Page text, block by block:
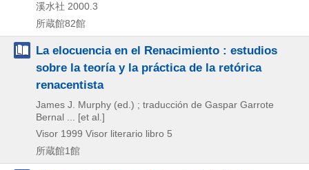
溪水社 2000.3
所蔵館82館
La elocuencia en el Renacimiento : estudios
sobre la teoría y la práctica de la retórica
renacentista
James J. Murphy (ed.) ; traducción de Gaspar Garrote
Bernal ... [et al.]
Visor 1999 Visor literario libro 5
所蔵館1館